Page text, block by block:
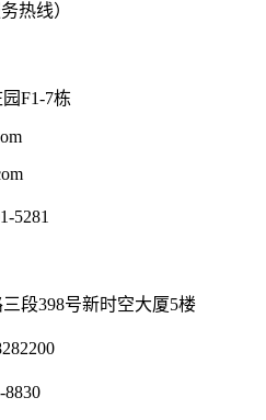
热线）
F1-7栋
5281
段398号新时空大厦5楼
8830